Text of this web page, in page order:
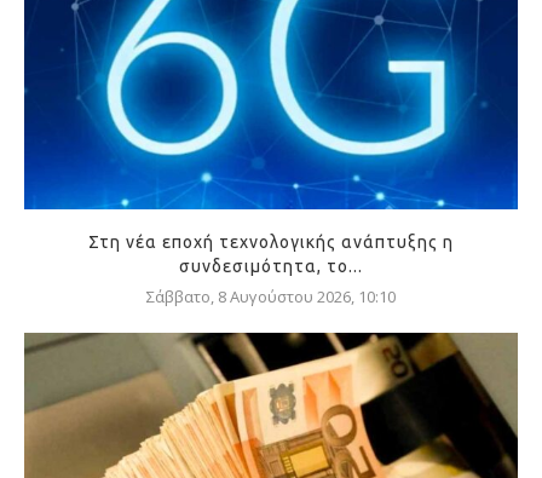
Στη νέα εποχή τεχνολογικής ανάπτυξης η
συνδεσιμότητα, το...
Σάββατο, 8 Αυγούστου 2026, 10:10